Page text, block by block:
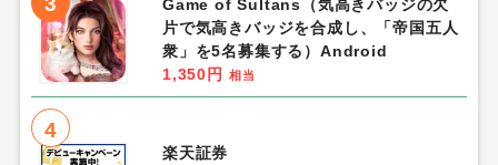
Game of Sultans（気高きバッジの欠
片で気高きバッジを合成し、「帝国五人
衆」を5名募集する）Android
1,350円
相当
4
楽天証券